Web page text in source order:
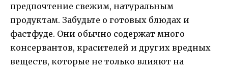
предпочтение свежим, натуральным
продуктам. Забудьте о готовых блюдах и
фастфуде. Они обычно содержат много
консервантов, красителей и других вредных
веществ, которые не только влияют на